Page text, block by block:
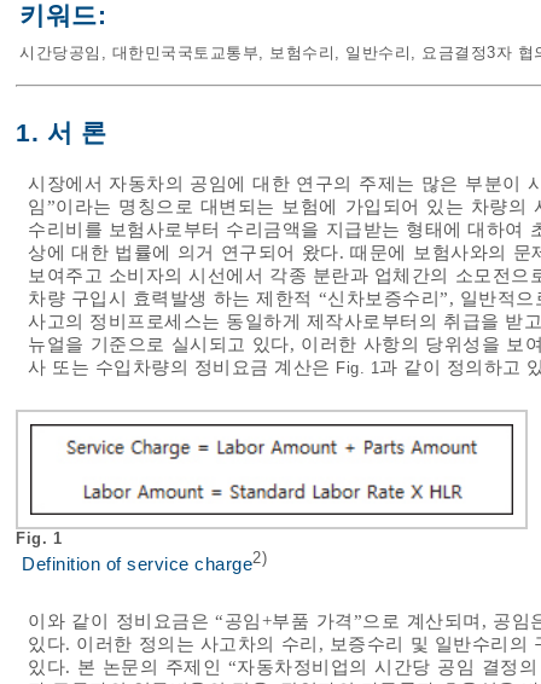
키워드:
시간당공임 , 대한민국국토교통부, 보험수리 , 일반수리 , 요금결정3자 협
1. 서 론
시장에서 자동차의 공임에 대한 연구의 주제는 많은 부분이
임”이라는 명칭으로 대변되는 보험에 가입되어 있는 차량
수리비를 보험사로부터 수리금액을 지급받는 형태에 대하여
상에 대한 법률에 의거 연구되어 왔다. 때문에 보험사와의
보여주고 소비자의 시선에서 각종 분란과 업체간의 소모전
차량 구입시 효력발생 하는 제한적 “신차보증수리”, 일반적
사고의 정비프로세스는 동일하게 제작사로부터의 취급을 받
뉴얼을 기준으로 실시되고 있다, 이러한 사항의 당위성을 보
사 또는 수입차량의 정비요금 계산은 Fig. 1과 같이 정의하고
Fig. 1
Definition of service charge2)
이와 같이 정비요금은 “공임+부품 가격”으로 계산되며, 공임
있다. 이러한 정의는 사고차의 수리, 보증수리 및 일반수리
있다. 본 논문의 주제인 “자동차정비업의 시간당 공임 결정